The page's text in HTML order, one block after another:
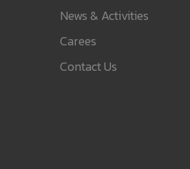
News & Activities
Carees
Contact Us